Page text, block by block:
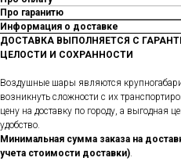
Про гаранитю
Информация о доставке
ДОСТАВКА ВЫПОЛНЯЕТСЯ С
ЦЕЛОСТИ И СОХРАННОСТИ
Воздушные шары являются
возникнуть сложности с их
цену на доставку по городу, а выгодная
удобство.
Минимальная сумма заказа на
учета стоимости доставки).